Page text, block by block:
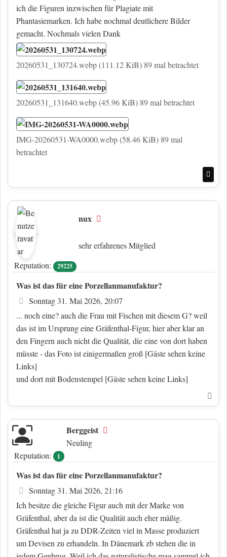
ich die Figuren inzwischen für Plagiate mit
Phantasiemarken. Ich habe nochmal deutlichere Bilder
gemacht. Nochmals vielen Dank
20260531_130724.webp (111.12 KiB) 89 mal betrachtet
20260531_131640.webp (45.96 KiB) 89 mal betrachtet
IMG-20260531-WA0000.webp (58.46 KiB) 89 mal
betrachtet
nux
sehr erfahrenes Mitglied
Reputation:
29225
Was ist das für eine Porzellanmanufaktur?
Beitrag
Sonntag 31. Mai 2026, 20:07
... noch eine? auch die Frau mit Fischen mit diesem G? weil
das ist im Ursprung eine Gräfenthal-Figur, hier aber klar an
den Fingern auch nicht die Qualität, die eine von dort haben
müsste - das Foto ist einigermaßen groß [Gäste sehen keine
Links]
und dort mit Bodenstempel [Gäste sehen keine Links]
Berggeist
Neuling
Reputation:
1
Was ist das für eine Porzellanmanufaktur?
Beitrag
Sonntag 31. Mai 2026, 21:16
Ich besitze die gleiche Figur auch mit der Marke von
Gräfenthal, aber da ist die Qualität auch eher mäßig.
Gräfenthal hat ja zu DDR-Zeiten viel in Masse produziert
um Devisen zu erhandeln. In Dänemark zb stehen die in